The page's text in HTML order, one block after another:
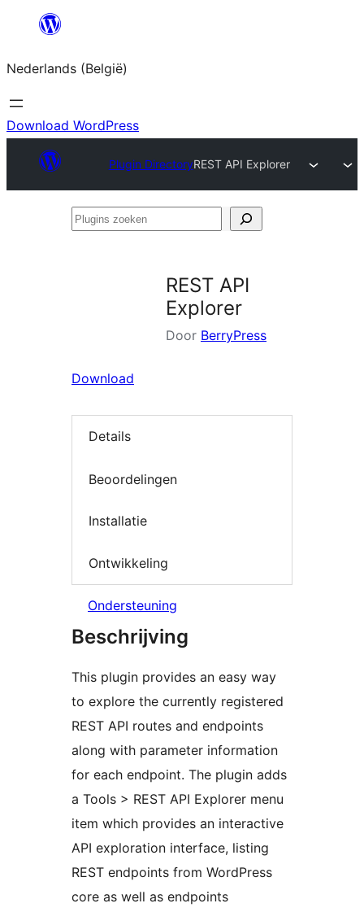
Spring
de
inhoud
Nederlands (België)
Download WordPress
Plugin DirectoryREST API Explorer
Plugins
REST API
Explorer
Door BerryPress
Download
Details
Beoordelingen
Installatie
Ontwikkeling
Ondersteuning
Beschrijving
This plugin provides an easy way
to explore the currently registered
REST API routes and endpoints
along with parameter information
for each endpoint. The plugin adds
a Tools > REST API Explorer menu
item which provides an interactive
API exploration interface, listing
REST endpoints from WordPress
core as well as endpoints